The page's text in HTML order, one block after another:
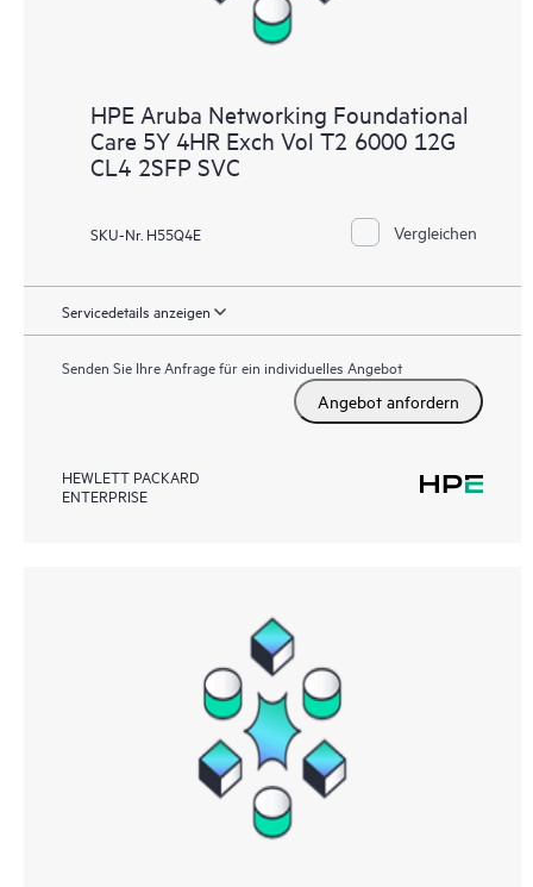
HPE Aruba Networking Foundational
Care 5Y 4HR Exch Vol T2 6000 12G
CL4 2SFP SVC
SKU-Nr. H55Q4E Vergleichen
Servicedetails anzeigen
Senden Sie Ihre Anfrage für ein individuelles Angebot
Angebot anfordern
HEWLETT PACKARD
ENTERPRISE